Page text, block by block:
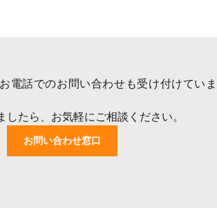
電話でのお問い合わせも受け付けていま
したら、お気軽にご相談ください。
お問い合わせ窓口